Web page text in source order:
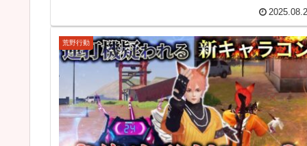
荒野行動